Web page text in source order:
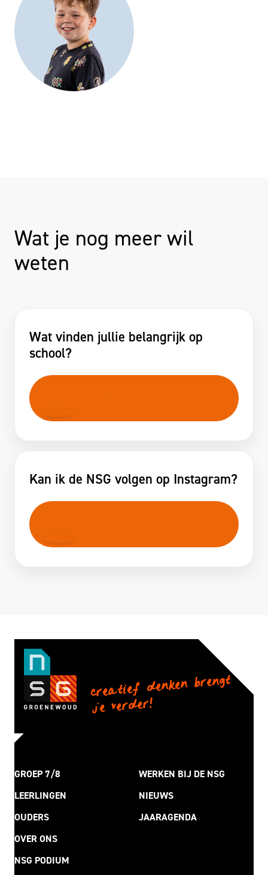
Wat je nog meer wil
weten
Wat vinden jullie belangrijk op
school?
Kan ik de NSG volgen op Instagram?
creatief denken brengt
je verder!
GROEP 7/8
LEERLINGEN
OUDERS
OVER ONS
NSG PODIUM
WERKEN BIJ DE NSG
NIEUWS
JAARAGENDA